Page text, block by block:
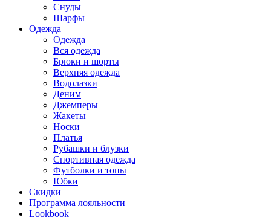
Снуды
Шарфы
Одежда
Одежда
Вся одежда
Брюки и шорты
Верхняя одежда
Водолазки
Деним
Джемперы
Жакеты
Носки
Платья
Рубашки и блузки
Спортивная одежда
Футболки и топы
Юбки
Скидки
Программа лояльности
Lookbook